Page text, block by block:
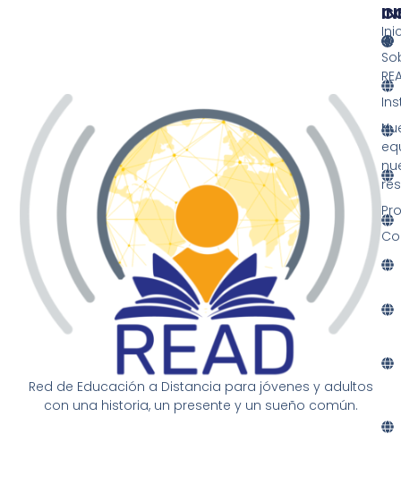
Red de Educación a Distancia para jóvenes y adultos
con una historia, un presente y un sueño común.